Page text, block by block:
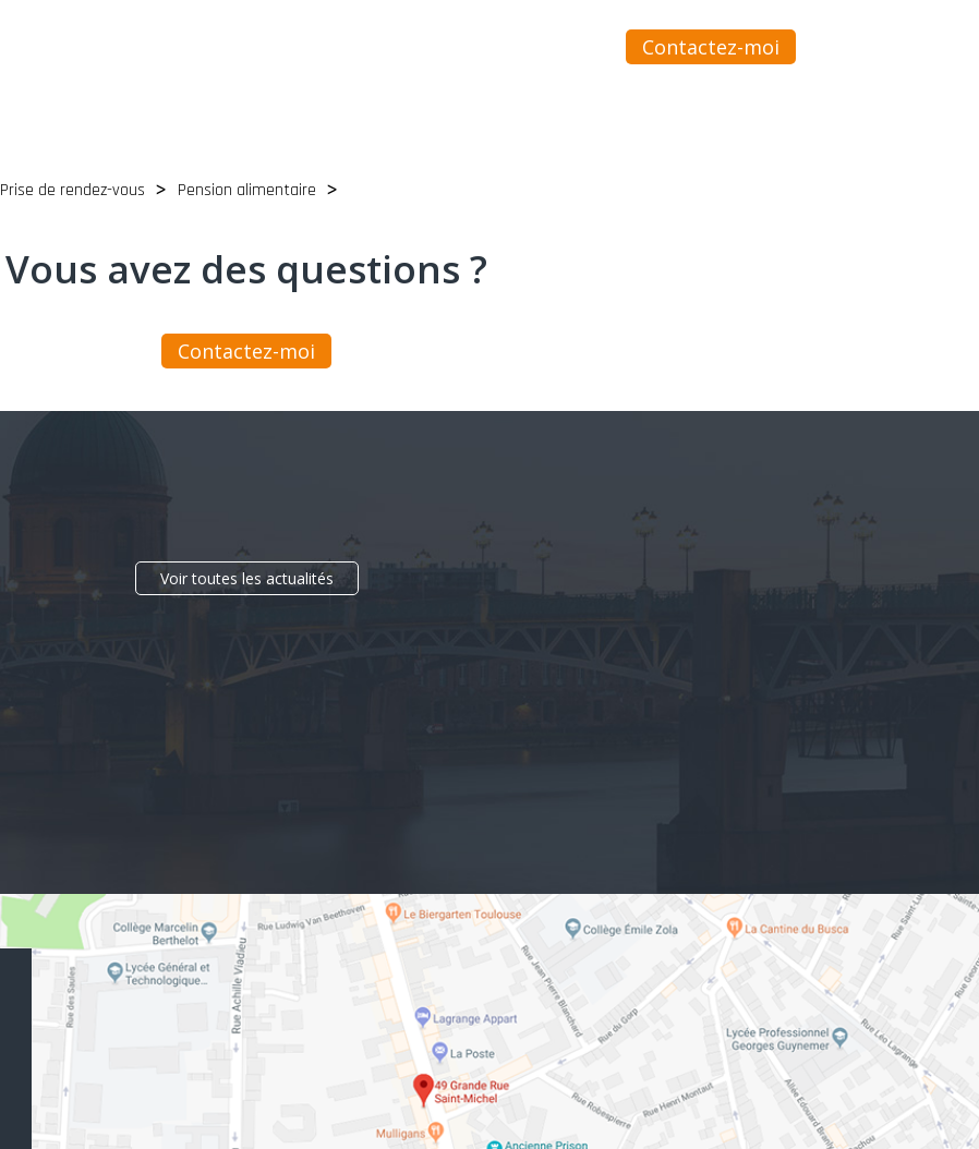
Contactez-moi
Prise de rendez-vous Pension alimentaire
Vous avez des questions ?
Contactez-moi
Voir toutes les actualités